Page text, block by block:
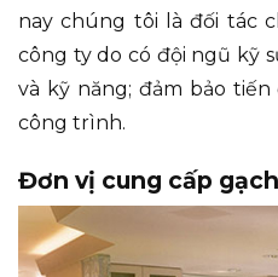
nay chúng tôi là đối tác
công ty do có đội ngũ kỹ
và kỹ năng; đảm bảo
công trình.
Đơn vị cung cấp